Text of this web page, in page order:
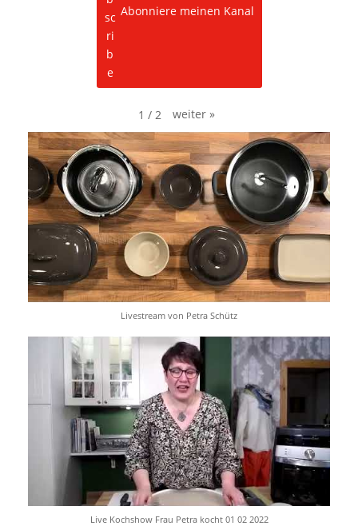
Abonniere meinen Kanal
1 / 2 weiter »
Livestream von Petra Schütz
Live Kochshow Frau Petra kocht 01 02 2022